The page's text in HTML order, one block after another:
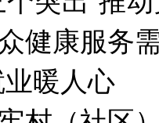
健康服务
暖人心